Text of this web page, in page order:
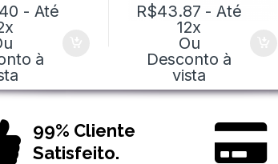
- Até
à
R$43.87 - Até
12x
Ou
Desconto à
vista
99% Cliente
Satisfeito.